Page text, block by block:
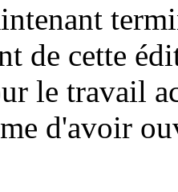
de cette
le travail
d'avoir